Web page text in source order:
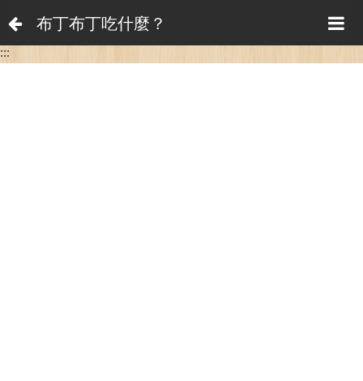
布丁布丁吃什麼？
:::